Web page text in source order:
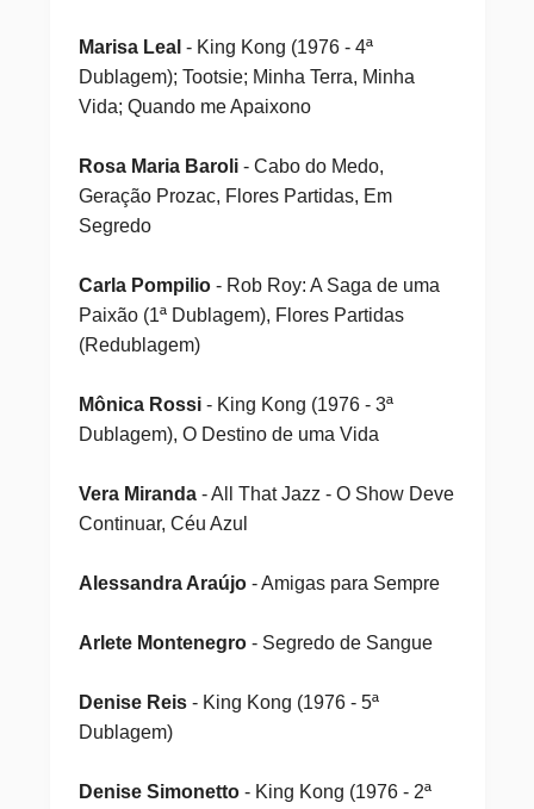
Marisa Leal - King Kong (1976 - 4ª
Dublagem); Tootsie; Minha Terra, Minha
Vida; Quando me Apaixono
Rosa Maria Baroli- Cabo do Medo,
Geração Prozac, Flores Partidas, Em
Segredo
Carla Pompilio - Rob Roy: A Saga de uma
Paixão (1ª Dublagem), Flores Partidas
(Redublagem)
Mônica Rossi- King Kong (1976 - 3ª
Dublagem), O Destino de uma Vida
Vera Miranda- All That Jazz - O Show Deve
Continuar, Céu Azul
Alessandra Araújo - Amigas para Sempre
Arlete Montenegro- Segredo de Sangue
Denise Reis- King Kong (1976 - 5ª
Dublagem)
Denise Simonetto- King Kong (1976 - 2ª